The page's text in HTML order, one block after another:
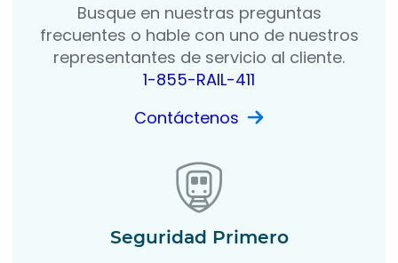
Busque en nuestras preguntas
frecuentes o hable con uno de nuestros
representantes de servicio al cliente.
1-855-RAIL-411
Contáctenos
Seguridad Primero